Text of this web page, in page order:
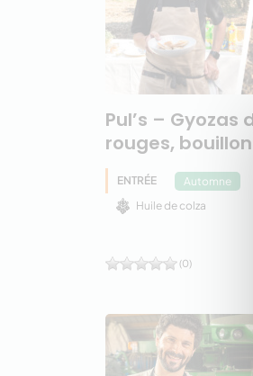
Pul’s – Gyozas
rouges,
ENTRÉE Automne
Huile de colza
(0)